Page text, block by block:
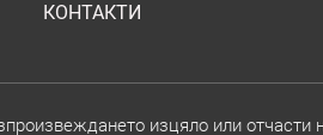
КОНТАКТИ
изцяло или отчасти